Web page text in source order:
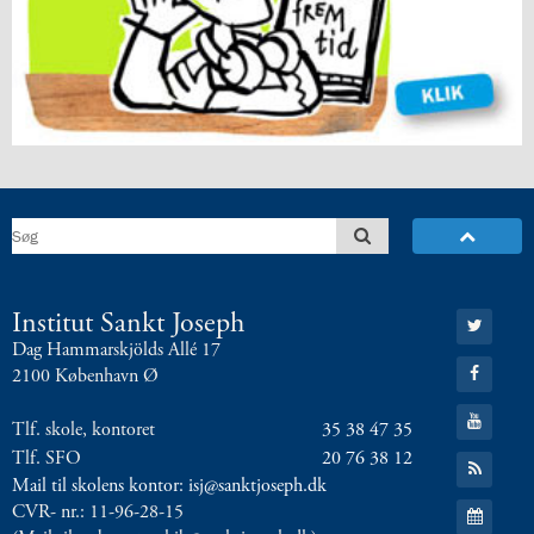
Bilingual
Department
Næste
indlæg:
Tilsynserklæring
Tur
til
jødiske
Synagoge
Institut Sankt Joseph
Dag Hammarskjölds Allé 17
2100 København Ø
Tlf. skole, kontoret
35 38 47 35
Tlf. SFO
20 76 38 12
Mail til skolens kontor: isj@sanktjoseph.dk
CVR- nr.: 11-96-28-15
Gå
til:
Twitter
Gå
til:
Facebook
Gå
til:
YouTube
Gå
til:
RSS
feed
Gå
til: